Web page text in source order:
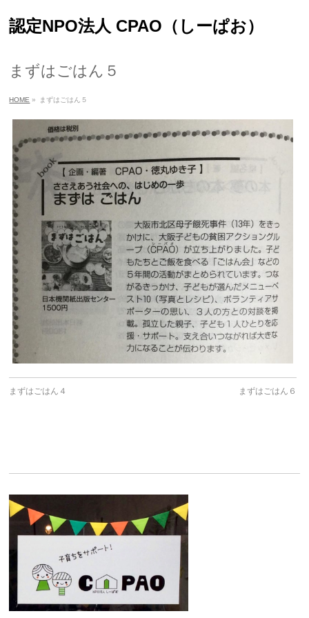
認定NPO法人 CPAO（しーぱお）
まずはごはん５
HOME » まずはごはん５
まずはごはん４ まずはごはん６